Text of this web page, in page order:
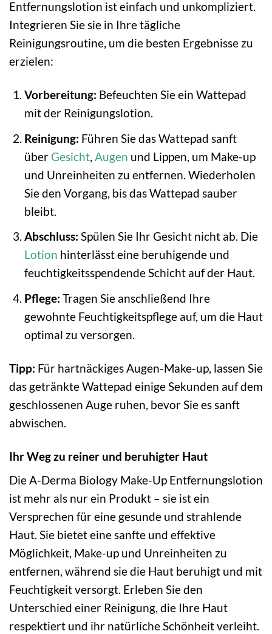
Entfernungslotion ist einfach und unkompliziert.
Integrieren Sie sie in Ihre tägliche
Reinigungsroutine, um die besten Ergebnisse zu
erzielen:
Vorbereitung: Befeuchten Sie ein Wattepad
mit der Reinigungslotion.
Reinigung: Führen Sie das Wattepad sanft
über Gesicht, Augen und Lippen, um Make-up
und Unreinheiten zu entfernen. Wiederholen
Sie den Vorgang, bis das Wattepad sauber
bleibt.
Abschluss: Spülen Sie Ihr Gesicht nicht ab. Die
Lotion hinterlässt eine beruhigende und
feuchtigkeitsspendende Schicht auf der Haut.
Pflege: Tragen Sie anschließend Ihre
gewohnte Feuchtigkeitspflege auf, um die Haut
optimal zu versorgen.
Tipp: Für hartnäckiges Augen-Make-up, lassen Sie
das getränkte Wattepad einige Sekunden auf dem
geschlossenen Auge ruhen, bevor Sie es sanft
abwischen.
Ihr Weg zu reiner und beruhigter Haut
Die A-Derma Biology Make-Up Entfernungslotion
ist mehr als nur ein Produkt – sie ist ein
Versprechen für eine gesunde und strahlende
Haut. Sie bietet eine sanfte und effektive
Möglichkeit, Make-up und Unreinheiten zu
entfernen, während sie die Haut beruhigt und mit
Feuchtigkeit versorgt. Erleben Sie den
Unterschied einer Reinigung, die Ihre Haut
respektiert und ihr natürliche Schönheit verleiht.